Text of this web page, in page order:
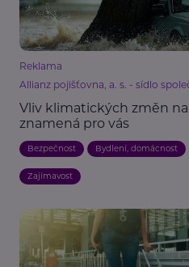
Reklama
Allianz pojišťovna, a. s. - sídlo
Vliv klimatických změn
znamená pro vás
Bezpečnost Bydlení, domácnost
Zajímavost